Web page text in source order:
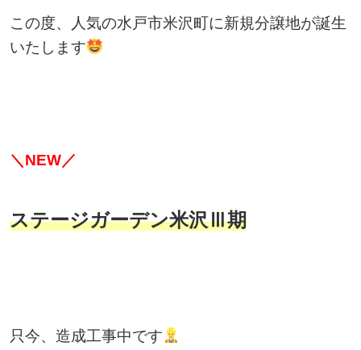
この度、人気の水戸市米沢町に新規分譲地が誕生
いたします
＼NEW／
ステージガーデン米沢Ⅲ期
只今、造成工事中です